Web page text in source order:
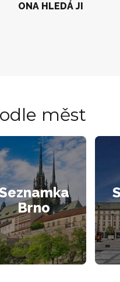
ONA HLEDÁ JI
měst
Brno